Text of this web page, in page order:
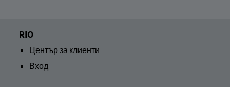
RIO
Център за клиенти
Вход